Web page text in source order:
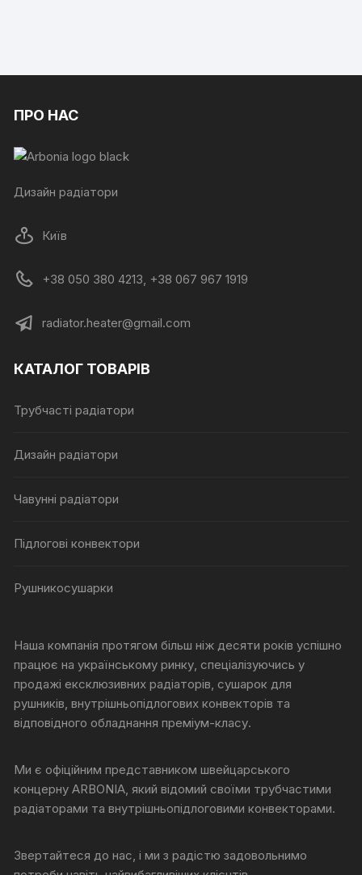
ПРО НАС
Дизайн радіатори
Київ
+38 050 380 4213, +38 067 967 1919
radiator.heater@gmail.com
КАТАЛОГ ТОВАРІВ
Трубчасті радіатори
Дизайн радіатори
Чавунні радіатори
Підлогові конвектори
Рушникосушарки
Наша компанія протягом більш ніж десяти років успішно
працює на українському ринку, спеціалізуючись у
продажі ексклюзивних радіаторів, сушарок для
рушників, внутрішньопідлогових конвекторів та
відповідного обладнання преміум-класу.
Ми є офіційним представником швейцарського
концерну ARBONIA, який відомий своїми трубчастими
радіаторами та внутрішньопідлоговими конвекторами.
Звертайтеся до нас, і ми з радістю задовольнимо